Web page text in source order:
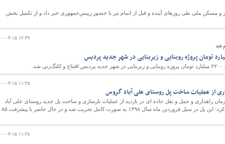
۴۰ هزار واحد مسکن مهر و مسکن ملی طی روزهای آینده و قبل از اتمام تیر با حضور رییس‌جمهوری خبر داد و از تکمیل بخش
۱۴۰۰-۰۴-۱۵
شد
۱۴۰۰-۰۴-۱۵
از عملیات ساخت پل روستای علی آباد گروس
راهداری و حمل و نقل جاده ای در بازدید از عملیات بازسازی و ساخت پل جدید روستای علی آباد
گروس شهرستان صحنه اعلام کرد: این پل در سیل فروردین ماه سال ۱۳۹۸ به صورت کامل تخریب شد و در حال حاضر با پیشرفت ۸۵
۱۴۰۰-۰۴-۱۵